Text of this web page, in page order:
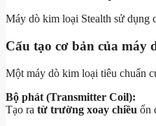
Máy dò kim loại Stealth sử dụng
Cấu tạo cơ bản của máy
Một máy dò kim loại tiêu chuẩn
Bộ phát (Transmitter Coil):
Tạo ra từ trường xoay chiều ổn